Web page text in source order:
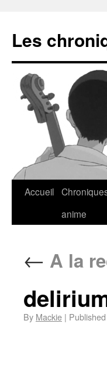
Les
Accueil
anime
← A la
By Mackie | Published